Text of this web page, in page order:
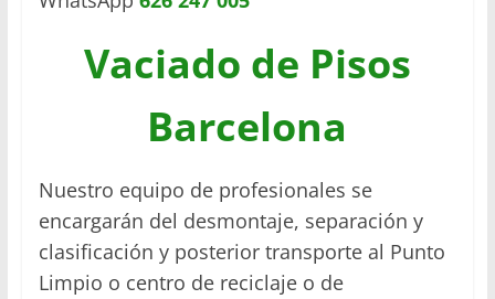
Vaciado de Pisos
Barcelona
Nuestro equipo de profesionales se
encargarán del desmontaje, separación y
clasificación y posterior transporte al Punto
Limpio o centro de reciclaje o de